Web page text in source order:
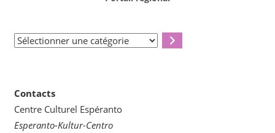
Sélectionner
Contacts
Centre Culturel Espéranto
Esperanto-Kultur-Centro